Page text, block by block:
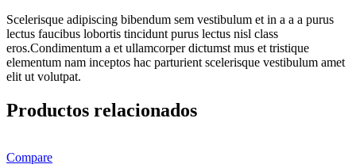
Scelerisque adipiscing bibendum sem vestibulum et in a a a purus
lectus faucibus lobortis tincidunt purus lectus nisl class
eros.Condimentum a et ullamcorper dictumst mus et tristique
elementum nam inceptos hac parturient scelerisque vestibulum amet
elit ut volutpat.
Productos relacionados
Compare